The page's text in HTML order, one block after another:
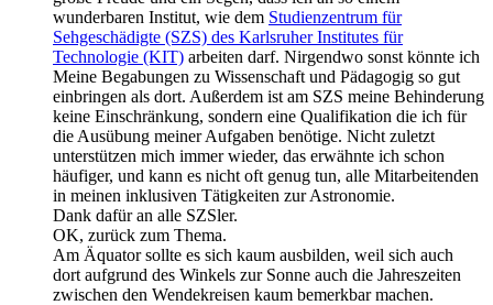
wunderbaren Institut, wie dem Studienzentrum für
Sehgeschädigte (SZS) des Karlsruher Institutes für
Technologie (KIT) arbeiten darf. Nirgendwo sonst könnte ich
Meine Begabungen zu Wissenschaft und Pädagogig so gut
einbringen als dort. Außerdem ist am SZS meine Behinderung
keine Einschränkung, sondern eine Qualifikation die ich für
die Ausübung meiner Aufgaben benötige. Nicht zuletzt
unterstützen mich immer wieder, das erwähnte ich schon
häufiger, und kann es nicht oft genug tun, alle Mitarbeitenden
in meinen inklusiven Tätigkeiten zur Astronomie.
Dank dafür an alle SZSler.
OK, zurück zum Thema.
Am Äquator sollte es sich kaum ausbilden, weil sich auch
dort aufgrund des Winkels zur Sonne auch die Jahreszeiten
zwischen den Wendekreisen kaum bemerkbar machen.